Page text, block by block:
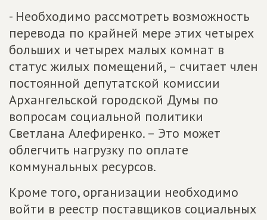
- Необходимо рассмотреть возможность
перевода по крайней мере этих четырех
больших и четырех малых комнат в
статус жилых помещений, – считает член
постоянной депутатской комиссии
Архангельской городской Думы по
вопросам социальной политики
Светлана Алефиренко. – Это может
облегчить нагрузку по оплате
коммунальных ресурсов.
Кроме того, организации необходимо
войти в реестр поставщиков социальных